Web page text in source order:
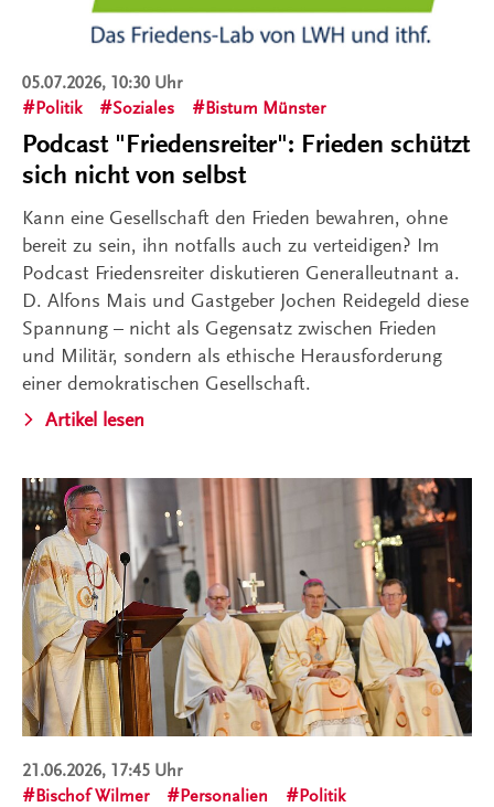
05.07.2026, 10:30 Uhr
Politik
Soziales Bistum Münster
Podcast "Friedensreiter": Frieden schützt
sich nicht von selbst
Kann eine Gesellschaft den Frieden bewahren, ohne
bereit zu sein, ihn notfalls auch zu verteidigen? Im
Podcast Friedensreiter diskutieren Generalleutnant a.
D. Alfons Mais und Gastgeber Jochen Reidegeld diese
Spannung – nicht als Gegensatz zwischen Frieden
und Militär, sondern als ethische Herausforderung
einer demokratischen Gesellschaft.
Artikel lesen
21.06.2026, 17:45 Uhr
Bischof Wilmer
Personalien
Politik